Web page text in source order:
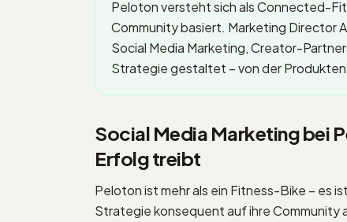
Peloton versteht sich als Connected-
Community basiert. Marketing Director
Social Media Marketing, Creator-
Strategie gestaltet – von der
Social Media Marketing bei
Erfolg treibt
Peloton ist mehr als ein Fitness-Bike – es
Strategie konsequent auf ihre Community